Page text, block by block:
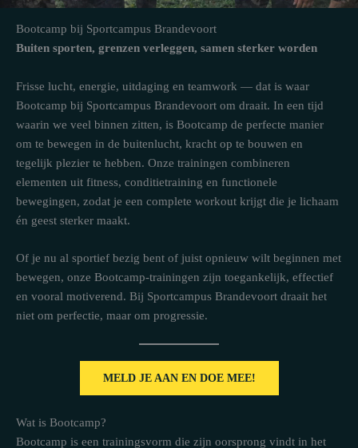
Bootcamp bij Sportcampus Brandevoort
Buiten sporten, grenzen verleggen, samen sterker worden
Frisse lucht, energie, uitdaging en teamwork — dat is waar
Bootcamp bij Sportcampus Brandevoort om draait. In een tijd
waarin we veel binnen zitten, is Bootcamp de perfecte manier
om te bewegen in de buitenlucht, kracht op te bouwen en
tegelijk plezier te hebben. Onze trainingen combineren
elementen uit fitness, conditietraining en functionele
bewegingen, zodat je een complete workout krijgt die je lichaam
én geest sterker maakt.
Of je nu al sportief bezig bent of juist opnieuw wilt beginnen met
bewegen, onze Bootcamp-trainingen zijn toegankelijk, effectief
en vooral motiverend. Bij Sportcampus Brandevoort draait het
niet om perfectie, maar om progressie.
MELD JE AAN EN DOE MEE!
Wat is Bootcamp?
Bootcamp is een trainingsvorm die zijn oorsprong vindt in het